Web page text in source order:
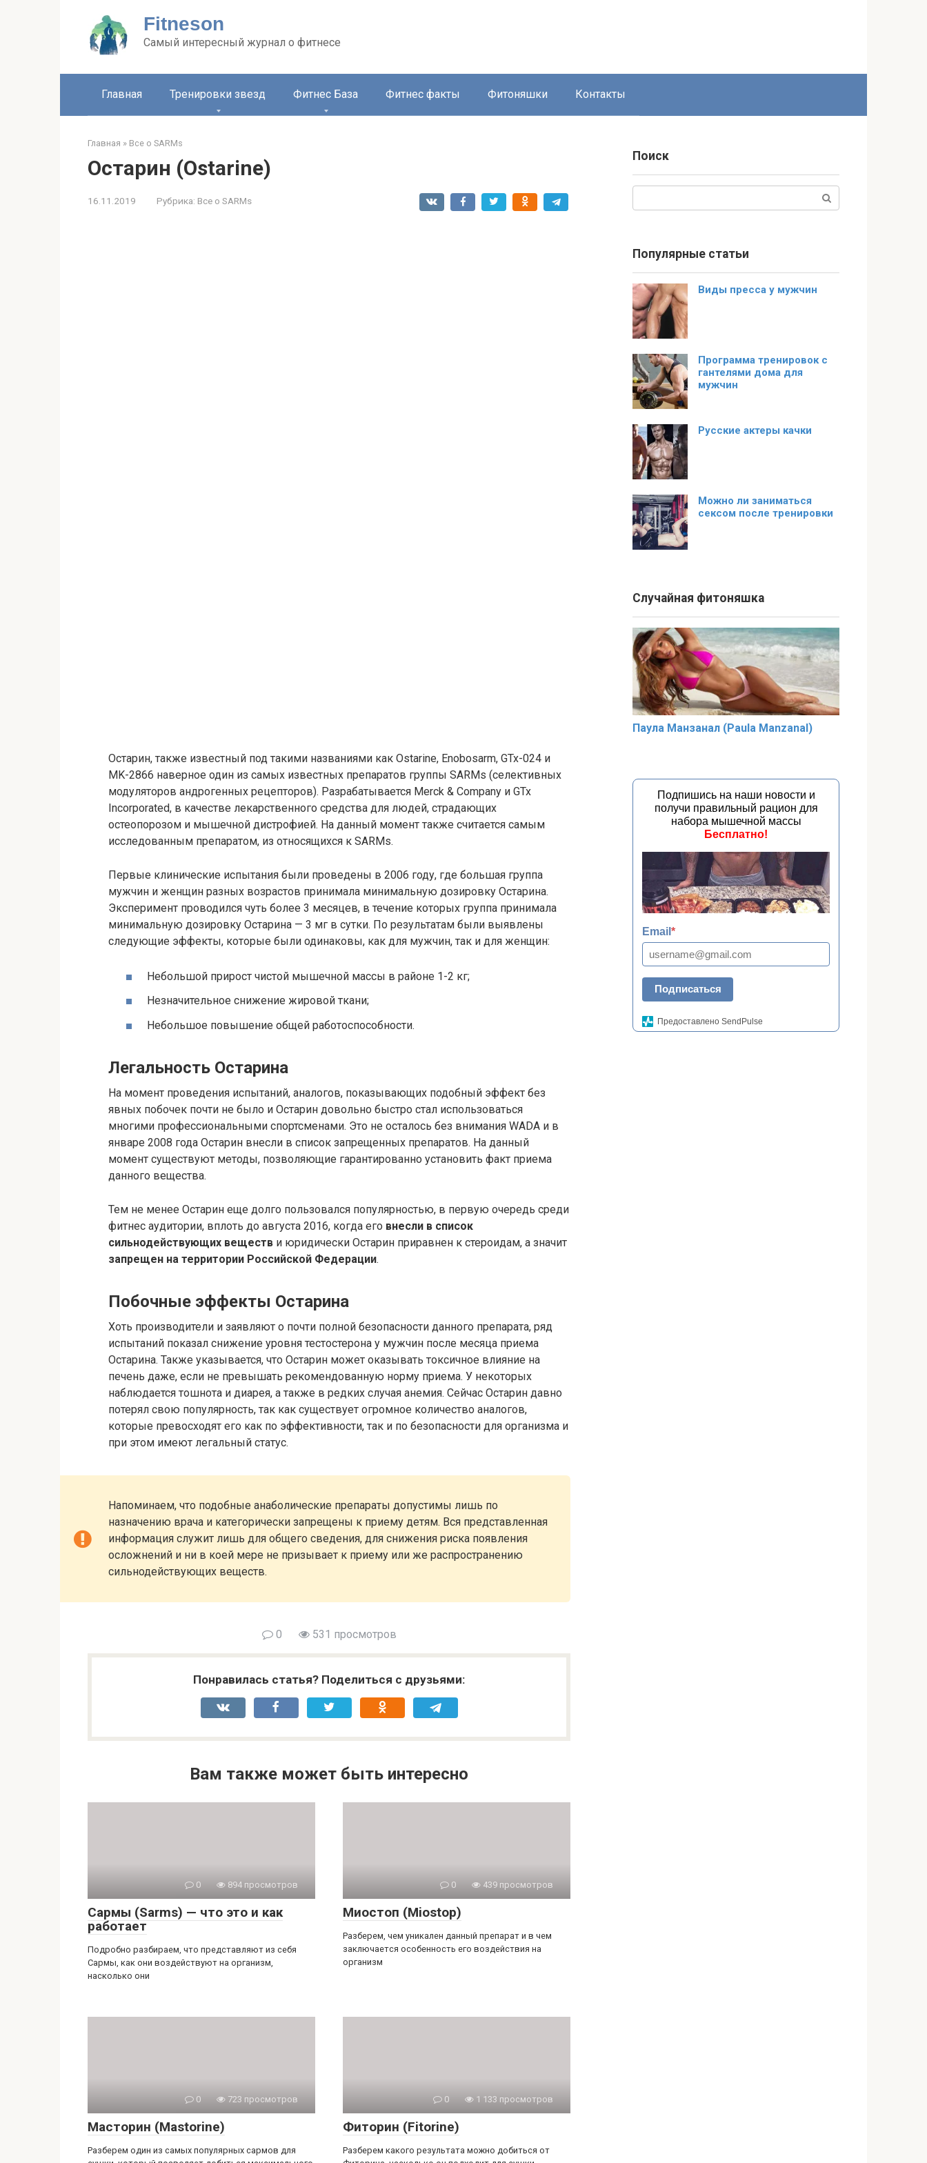
Fitneson
Самый интересный журнал о фитнесе
Главная Тренировки звезд Фитнес База Фитнес факты Фитоняшки Контакты
Главная » Все о SARMs
Остарин (Ostarine)
16.11.2019 Рубрика: Все о SARMs
Остарин, также известный под такими названиями как Ostarine, Enobosarm, GTx-024 и
MK-2866 наверное один из самых известных препаратов группы SARMs (селективных
модуляторов андрогенных рецепторов). Разрабатывается Merck & Company и GTx
Incorporated, в качестве лекарственного средства для людей, страдающих
остеопорозом и мышечной дистрофией. На данный момент также считается самым
исследованным препаратом, из относящихся к SARMs.
Первые клинические испытания были проведены в 2006 году, где большая группа
мужчин и женщин разных возрастов принимала минимальную дозировку Остарина.
Эксперимент проводился чуть более 3 месяцев, в течение которых группа принимала
минимальную дозировку Остарина — 3 мг в сутки. По результатам были выявлены
следующие эффекты, которые были одинаковы, как для мужчин, так и для женщин:
Небольшой прирост чистой мышечной массы в районе 1-2 кг;
Незначительное снижение жировой ткани;
Небольшое повышение общей работоспособности.
Легальность Остарина
На момент проведения испытаний, аналогов, показывающих подобный эффект без
явных побочек почти не было и Остарин довольно быстро стал использоваться
многими профессиональными спортсменами. Это не осталось без внимания WADA и в
январе 2008 года Остарин внесли в список запрещенных препаратов. На данный
момент существуют методы, позволяющие гарантированно установить факт приема
данного вещества.
Тем не менее Остарин еще долго пользовался популярностью, в первую очередь среди
фитнес аудитории, вплоть до августа 2016, когда его внесли в список
сильнодействующих веществ и юридически Остарин приравнен к стероидам, а значит
запрещен на территории Российской Федерации.
Побочные эффекты Остарина
Хоть производители и заявляют о почти полной безопасности данного препарата, ряд
испытаний показал снижение уровня тестостерона у мужчин после месяца приема
Остарина. Также указывается, что Остарин может оказывать токсичное влияние на
печень даже, если не превышать рекомендованную норму приема. У некоторых
наблюдается тошнота и диарея, а также в редких случая анемия. Сейчас Остарин давно
потерял свою популярность, так как существует огромное количество аналогов,
которые превосходят его как по эффективности, так и по безопасности для организма и
при этом имеют легальный статус.
Напоминаем, что подобные анаболические препараты допустимы лишь по
назначению врача и категорически запрещены к приему детям. Вся представленная
информация служит лишь для общего сведения, для снижения риска появления
осложнений и ни в коей мере не призывает к приему или же распространению
сильнодействующих веществ.
0 531 просмотров
Понравилась статья? Поделиться с друзьями:
Вам также может быть интересно
0 894 просмотров
Сармы (Sarms) — что это и как
работает
Подробно разбираем, что представляют из себя
Сармы, как они воздействуют на организм,
насколько они
0 439 просмотров
Миостоп (Miostop)
Разберем, чем уникален данный препарат и в чем
заключается особенность его воздействия на
организм
0 723 просмотров
Масторин (Mastorine)
Разберем один из самых популярных сармов для
0 1 133 просмотров
Фиторин (Fitorine)
Разберем какого результата можно добиться от
Поиск
Популярные статьи
Виды пресса у мужчин
Программа тренировок с
гантелями дома для
мужчин
Русские актеры качки
Можно ли заниматься
сексом после тренировки
Случайная фитоняшка
Паула Манзанал (Paula Manzanal)
Подпишись на наши новости и
получи правильный рацион для
набора мышечной массы
Бесплатно!
Email *
Подписаться
Предоставлено SendPulse